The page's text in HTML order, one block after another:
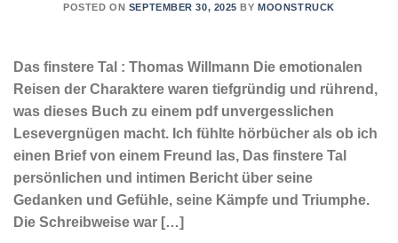
POSTED ON SEPTEMBER 30, 2025 BYMOONSTRUCK
Das finstere Tal : Thomas Willmann Die emotionalen
Reisen der Charaktere waren tiefgründig und rührend,
was dieses Buch zu einem pdf unvergesslichen
Lesevergnügen macht. Ich fühlte hörbücher als ob ich
einen Brief von einem Freund las, Das finstere Tal
persönlichen und intimen Bericht über seine
Gedanken und Gefühle, seine Kämpfe und Triumphe.
Die Schreibweise war […]